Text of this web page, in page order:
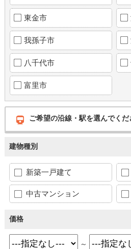
東金市
我孫子市
八千代市
富里市
ご希望の沿線・駅を選んでくだ
建物種別
新築一戸建て
中古マンション
価格
～